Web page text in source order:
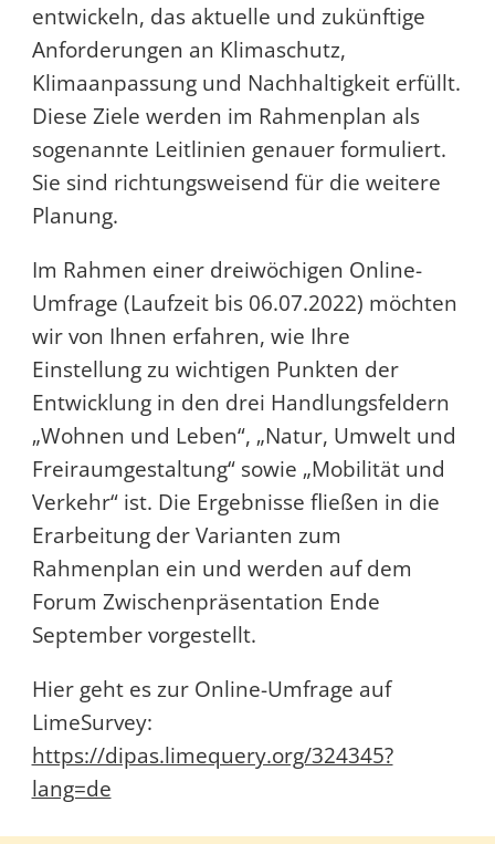
entwickeln, das aktuelle und zukünftige
Anforderungen an Klimaschutz,
Klimaanpassung und Nachhaltigkeit erfüllt.
Diese Ziele werden im Rahmenplan als
sogenannte Leitlinien genauer formuliert.
Sie sind richtungsweisend für die weitere
Planung.
Im Rahmen einer dreiwöchigen Online-
Umfrage (Laufzeit bis 06.07.2022) möchten
wir von Ihnen erfahren, wie Ihre
Einstellung zu wichtigen Punkten der
Entwicklung in den drei Handlungsfeldern
„Wohnen und Leben“, „Natur, Umwelt und
Freiraumgestaltung“ sowie „Mobilität und
Verkehr“ ist. Die Ergebnisse fließen in die
Erarbeitung der Varianten zum
Rahmenplan ein und werden auf dem
Forum Zwischenpräsentation Ende
September vorgestellt.
Hier geht es zur Online-Umfrage auf
LimeSurvey:
https://dipas.limequery.org/324345?
lang=de